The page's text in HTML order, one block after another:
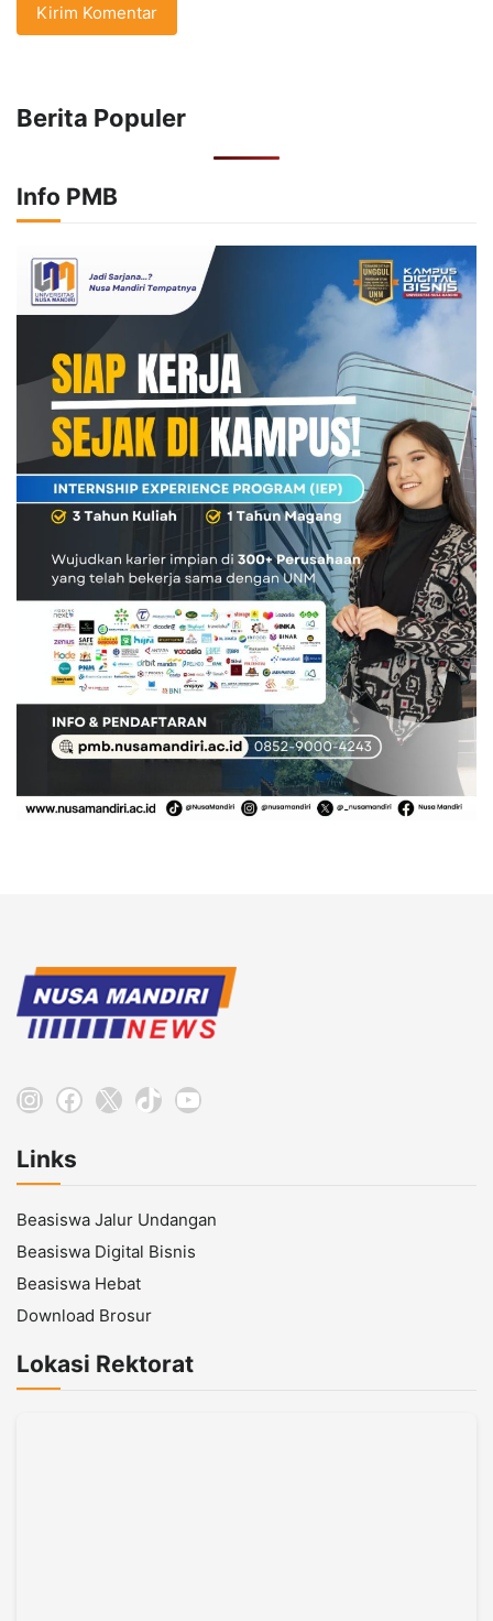
Berita Populer
Info PMB
Instagram
Facebook
X TikTokYouTube
Links
Beasiswa Jalur Undangan
Beasiswa Digital Bisnis
Beasiswa Hebat
Download Brosur
Lokasi Rektorat